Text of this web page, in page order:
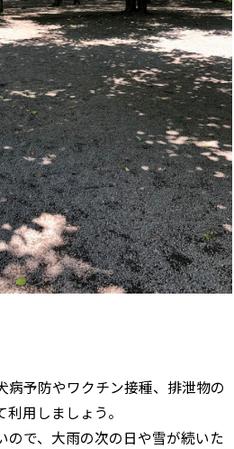
病予防やワクチン接種、排泄物の
用しましょう。
ので、大雨の次の日や雪が続いた